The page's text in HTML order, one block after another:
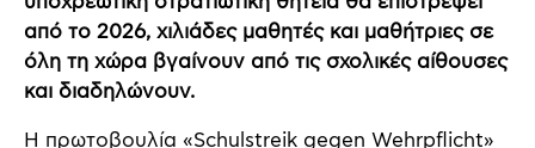
από το 2026, χιλιάδες μαθητές και μαθήτριες σε
όλη τη χώρα βγαίνουν από τις σχολικές αίθουσες
και διαδηλώνουν.
Η πρωτοβουλία «Schulstreik gegen Wehrpflicht»